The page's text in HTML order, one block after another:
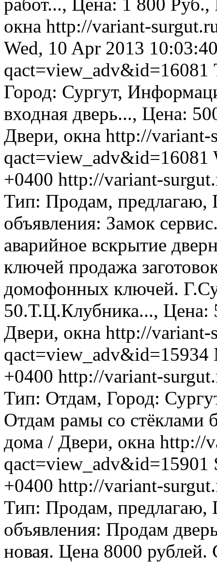
окна http://variant-
Wed, 10 Apr 2013
qact=view_adv&id=16081
Город: Сургут,
входная дверь..., Цена:
Двери, окна http://variant-
qact=view_adv&id=16081
+0400 http://variant-
Тип: Продам, предлагаю,
объявления: Замок
аварийное вскрытие
ключей продажа
домофонных ключей.
50.Т.Ц.Клубника..., Цена:
Двери, окна http://variant-
qact=view_adv&id=15934
+0400 http://variant-
Тип: Отдам, Город:
Отдам рамы со стёклами
дома / Двери, окна http://
qact=view_adv&id=15901
+0400 http://variant-
Тип: Продам, предлагаю,
объявления: Продам
новая. Цена 8000